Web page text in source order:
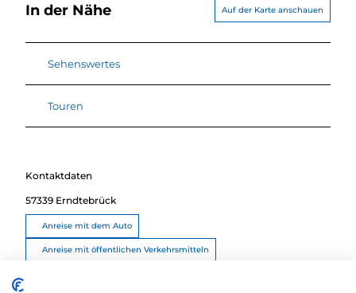
In der Nähe Auf der Karte anschauen
Sehenswertes
Touren
Kontaktdaten
57339 Erndtebrück
Anreise mit dem Auto
Anreise mit öffentlichen Verkehrsmitteln